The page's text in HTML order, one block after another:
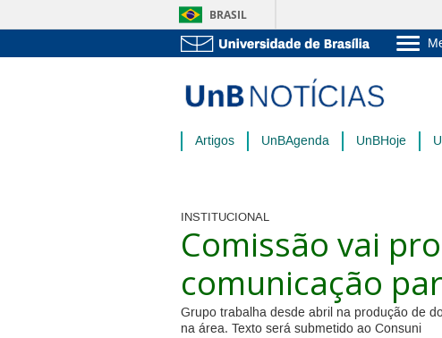
BRASIL
Pós-
Artigos UnBAgenda UnBHoje
INSTITUCIONAL
Comissão vai
comunicação
Grupo trabalha desde abril na produção de
na área. Texto será submetido ao Consuni